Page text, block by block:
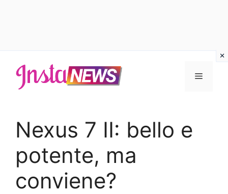
contenuto
Menu
Nexus 7 II: bello e
potente, ma
conviene?